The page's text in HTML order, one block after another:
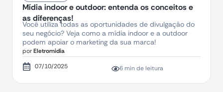
Mídia indoor e outdoor: entenda os conceitos e
as diferenças!
Você utiliza todas as oportunidades de divulgação do
seu negócio? Veja como a mídia indoor e a outdoor
podem apoiar o marketing da sua marca!
porEletromidia
07/10/2025
6 min de leitura